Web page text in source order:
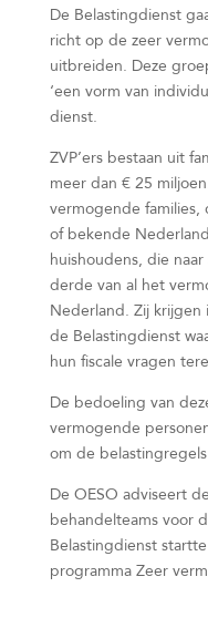
De Belastingdienst
richt op de zeer
uitbreiden. Deze
‘een vorm van
dienst.
ZVP’ers bestaan uit
meer dan € 25
vermogende families,
of bekende
huishoudens, die
derde van al het
Nederland. Zij
de Belastingdienst
hun fiscale vragen
De bedoeling van
vermogende
om de
De OESO adviseert
behandelteams voor
Belastingdienst
programma Zeer